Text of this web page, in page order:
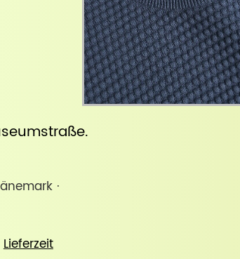
.
·
Lieferzeit